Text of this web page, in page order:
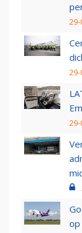
29-
29-
29-
op